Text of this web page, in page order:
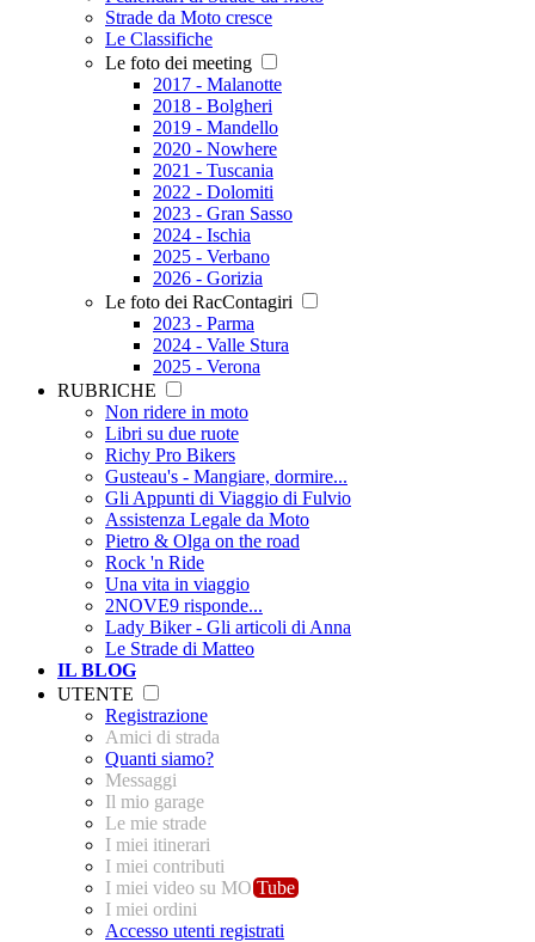
Strade da Moto cresce
Le Classifiche
Le foto dei meeting
2017 - Malanotte
2018 - Bolgheri
2019 - Mandello
2020 - Nowhere
2021 - Tuscania
2022 - Dolomiti
2023 - Gran Sasso
2024 - Ischia
2025 - Verbano
2026 - Gorizia
Le foto dei RacContagiri
2023 - Parma
2024 - Valle Stura
2025 - Verona
RUBRICHE
Non ridere in moto
Libri su due ruote
Richy Pro Bikers
Gusteau's - Mangiare, dormire...
Gli Appunti di Viaggio di Fulvio
Assistenza Legale da Moto
Pietro & Olga on the road
Rock 'n Ride
Una vita in viaggio
2NOVE9 risponde...
Lady Biker - Gli articoli di Anna
Le Strade di Matteo
IL BLOG
UTENTE
Registrazione
Amici di strada
Quanti siamo?
Messaggi
Il mio garage
Le mie strade
I miei itinerari
I miei contributi
I miei video su MO Tube
I miei ordini
Accesso utenti registrati